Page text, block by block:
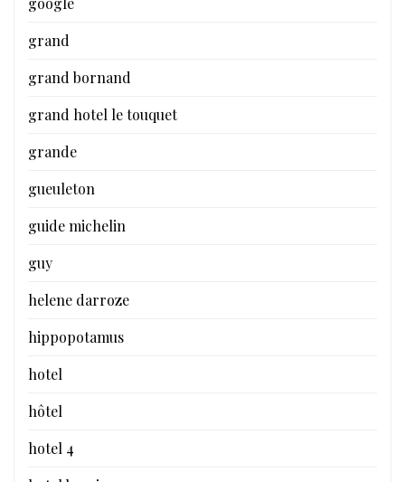
grand
grand bornand
grand hotel le touquet
grande
gueuleton
guide michelin
guy
helene darroze
hippopotamus
hotel
hôtel
hotel 4